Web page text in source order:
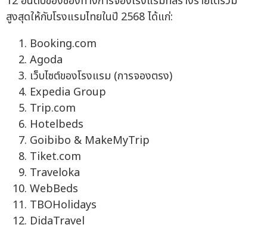
สูงสุดให้กับโรงแรมไทยในปี 2568 ได้แก่:
Booking.com
Agoda
เว็บไซต์ของโรงแรม (การจองตรง)
Expedia Group
Trip.com
Hotelbeds
Goibibo & MakeMyTrip
Tiket.com
Traveloka
WebBeds
TBOHolidays
DidaTravel